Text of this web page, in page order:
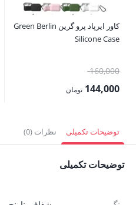
کاور ایرپاد پرو گرین Green Berlin
Silicone Case
160,000قیمت
اصلی:144,000 تومان
144,000 تومان.
توضیحات تکمیلی نظرات (0)
توضیحات تکمیلی